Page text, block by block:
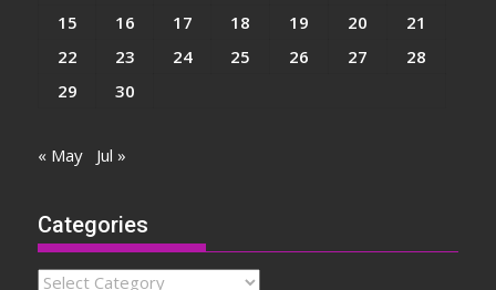
15
16 17 18 19 20
21
22
23 24 25 26 27
28
29
30
« May Jul »
Categories
Categories